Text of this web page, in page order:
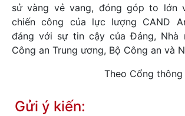
sử vàng vẻ vang, đóng góp to lớn
chiến công của lực lượng CAND
đáng với sự tin cậy của Đảng, Nhà
Công an Trung ương, Bộ Công an và
Theo Cổng
Gửi ý kiến: